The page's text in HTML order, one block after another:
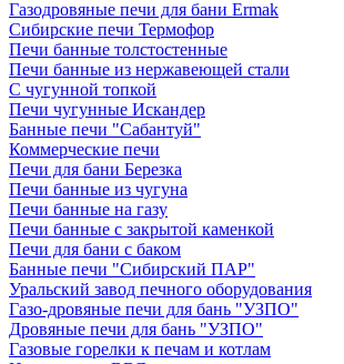
Газодровяные печи для бани Ermak
Сибирские печи Термофор
Печи банные толстостенные
Печи банные из нержавеющей стали
С чугунной топкой
Печи чугунные Искандер
Банные печи "Сабантуй"
Коммерческие печи
Печи для бани Березка
Печи банные из чугуна
Печи банные на газу
Печи банные с закрытой каменкой
Печи для бани с баком
Банные печи "Сибирский ПАР"
Уральский завод печного оборудования
Газо-дровяные печи для бань "УЗПО"
Дровяные печи для бань "УЗПО"
Газовые горелки к печам и котлам